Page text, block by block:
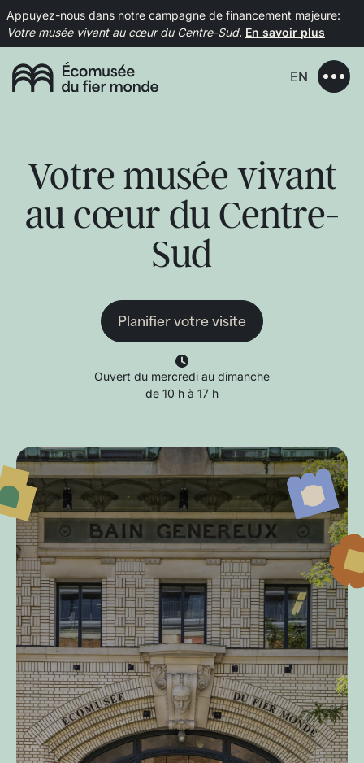
Appuyez-nous dans notre campagne de financement majeure:
Votre musée vivant au cœur du Centre-Sud. En savoir plus
EN
Votre musée vivant
au cœur du Centre-
Sud
Planifier votre visite
Ouvert du mercredi au dimanche
de 10 h à 17 h